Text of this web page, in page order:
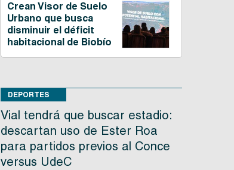
Crean Visor de Suelo
Urbano que busca
disminuir el déficit
habitacional de Biobío
DEPORTES
Vial tendrá que buscar estadio:
descartan uso de Ester Roa
para partidos previos al Conce
versus UdeC